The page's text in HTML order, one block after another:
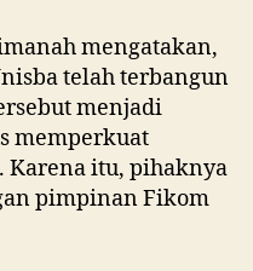
mengatakan,
telah terbangun
menjadi
memperkuat
Karena itu, pihaknya
pimpinan Fikom